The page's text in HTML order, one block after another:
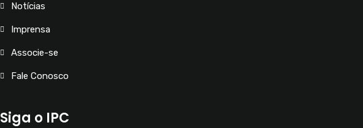
Notícias
Imprensa
Associe-se
Fale Conosco
Siga o IPC